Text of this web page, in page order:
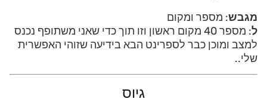
מגבש: מספר ומקום
ל
: מספר 40 מקום ראשון וזו תוך כדי שאני משתופף נכנס
למצב ומוכן כבר לספרינט הבא בידיעה שזוהי האפשרית
שלי..
גיוס